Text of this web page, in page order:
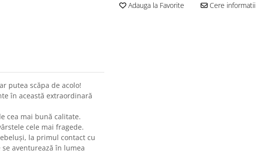
Adauga la Favorite Cere informatii
putea scăpa de acolo!
în această extraordinară
cea mai bună calitate.
cele mai fragede.
la primul contact cu
aventurează în lumea